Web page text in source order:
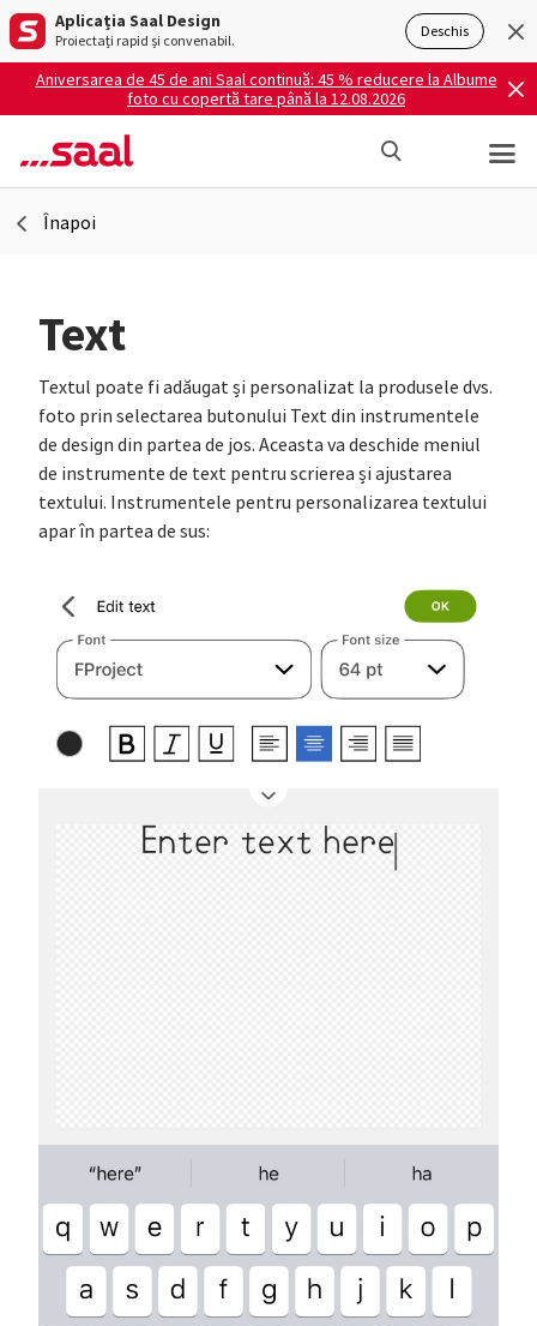
Aplicația Saal Design
Proiectați rapid și convenabil. Deschis
Aniversarea de 45 de ani Saal continuă: 45 % reducere la Albume
foto cu copertă tare până la 12.08.2026
Înapoi
Text
Textul poate fi adăugat și personalizat la produsele dvs.
foto prin selectarea butonului Text din instrumentele
de design din partea de jos. Aceasta va deschide meniul
de instrumente de text pentru scrierea și ajustarea
textului. Instrumentele pentru personalizarea textului
apar în partea de sus: